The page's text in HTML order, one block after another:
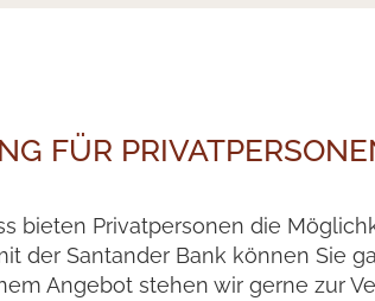
FÜR
bieten Privatpersonen die
der Santander Bank können Sie
Angebot stehen wir gerne zur